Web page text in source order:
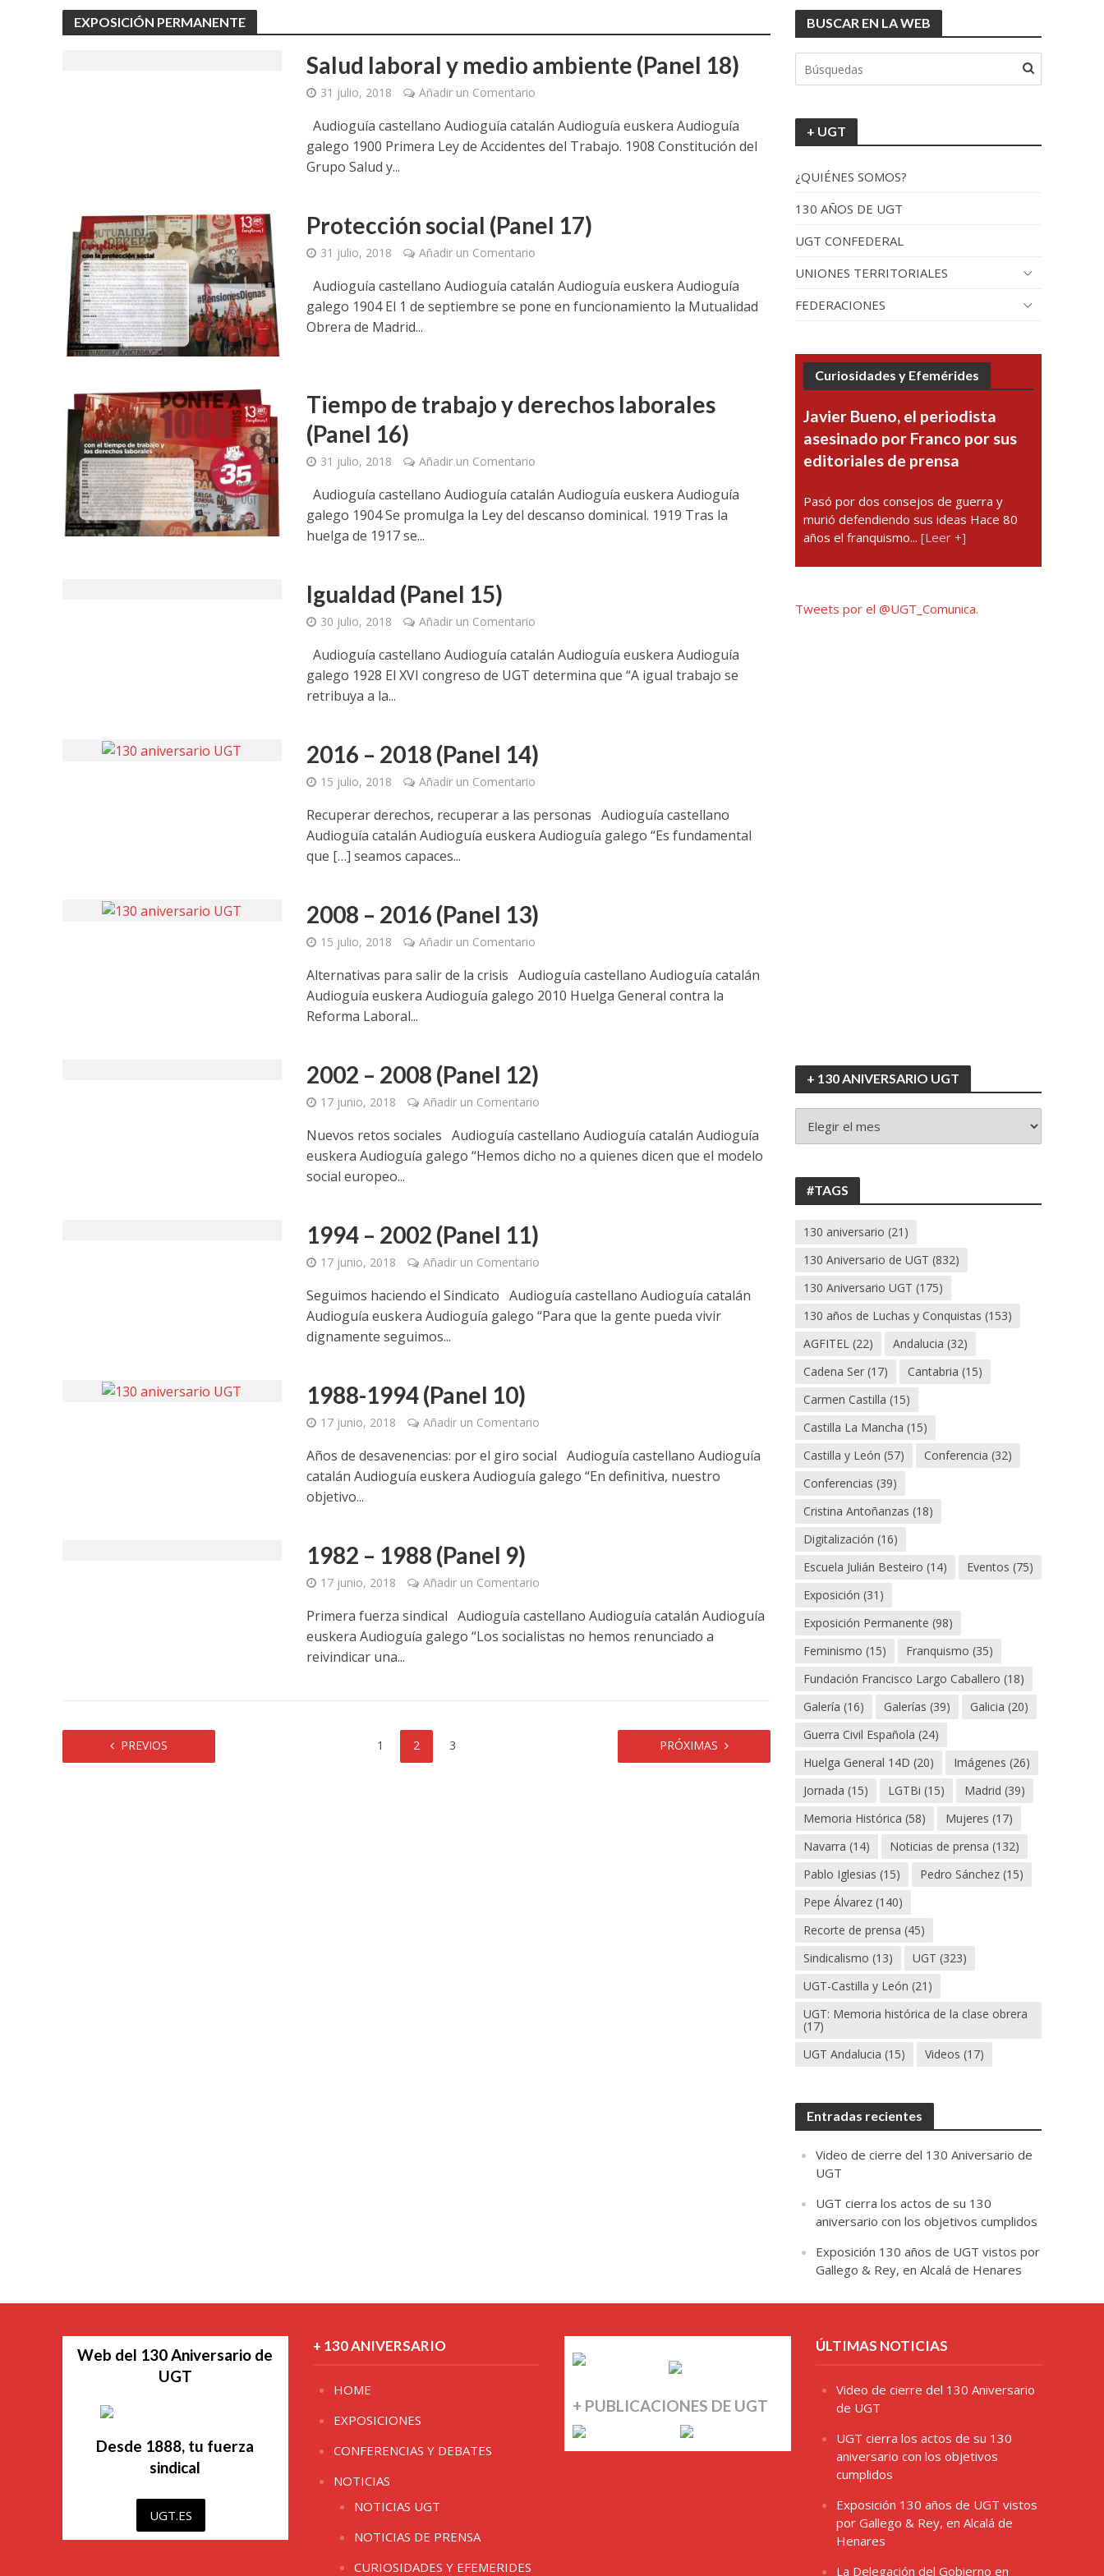
EXPOSICIÓN PERMANENTE
Salud laboral y medio ambiente (Panel 18)
31 julio, 2018 Añadir un Comentario
Audioguía castellano Audioguía catalán Audioguía euskera Audioguía
galego 1900 Primera Ley de Accidentes del Trabajo. 1908 Constitución del
Grupo Salud y...
Protección social (Panel 17)
31 julio, 2018 Añadir un Comentario
Audioguía castellano Audioguía catalán Audioguía euskera Audioguía
galego 1904 El 1 de septiembre se pone en funcionamiento la Mutualidad
Obrera de Madrid...
Tiempo de trabajo y derechos laborales
(Panel 16)
31 julio, 2018 Añadir un Comentario
Audioguía castellano Audioguía catalán Audioguía euskera Audioguía
galego 1904 Se promulga la Ley del descanso dominical. 1919 Tras la
huelga de 1917 se...
Igualdad (Panel 15)
30 julio, 2018 Añadir un Comentario
Audioguía castellano Audioguía catalán Audioguía euskera Audioguía
galego 1928 El XVI congreso de UGT determina que “A igual trabajo se
retribuya a la...
2016 – 2018 (Panel 14)
15 julio, 2018 Añadir un Comentario
Recuperar derechos, recuperar a las personas Audioguía castellano
Audioguía catalán Audioguía euskera Audioguía galego “Es fundamental
que […] seamos capaces...
2008 – 2016 (Panel 13)
15 julio, 2018 Añadir un Comentario
Alternativas para salir de la crisis Audioguía castellano Audioguía catalán
Audioguía euskera Audioguía galego 2010 Huelga General contra la
Reforma Laboral...
2002 – 2008 (Panel 12)
17 junio, 2018 Añadir un Comentario
Nuevos retos sociales Audioguía castellano Audioguía catalán Audioguía
euskera Audioguía galego “Hemos dicho no a quienes dicen que el modelo
social europeo...
1994 – 2002 (Panel 11)
17 junio, 2018 Añadir un Comentario
Seguimos haciendo el Sindicato Audioguía castellano Audioguía catalán
Audioguía euskera Audioguía galego “Para que la gente pueda vivir
dignamente seguimos...
1988-1994 (Panel 10)
17 junio, 2018 Añadir un Comentario
Años de desavenencias: por el giro social Audioguía castellano Audioguía
catalán Audioguía euskera Audioguía galego “En definitiva, nuestro
objetivo...
1982 – 1988 (Panel 9)
17 junio, 2018 Añadir un Comentario
Primera fuerza sindical Audioguía castellano Audioguía catalán Audioguía
euskera Audioguía galego “Los socialistas no hemos renunciado a
reivindicar una...
PREVIOS 1 2 3 PRÓXIMAS
BUSCAR EN LA WEB
+ UGT
¿QUIÉNES SOMOS?
130 AÑOS DE UGT
UGT CONFEDERAL
UNIONES TERRITORIALES
FEDERACIONES
Curiosidades y Efemérides
Javier Bueno, el periodista
asesinado por Franco por sus
editoriales de prensa
Pasó por dos consejos de guerra y
murió defendiendo sus ideas Hace 80
años el franquismo...[Leer +]
Tweets por el @UGT_Comunica.
+ 130 ANIVERSARIO UGT
130
#TAGS
130 aniversario (21)
130 Aniversario de UGT (832)
130 Aniversario UGT (175)
130 años de Luchas y Conquistas (153)
AGFITEL (22) Andalucia (32)
Cadena Ser (17) Cantabria (15)
Carmen Castilla (15)
Castilla La Mancha (15)
Castilla y León (57) Conferencia (32)
Conferencias (39)
Cristina Antoñanzas (18)
Digitalización (16)
Escuela Julián Besteiro (14) Eventos (75)
Exposición (31)
Exposición Permanente (98)
Feminismo (15) Franquismo (35)
Fundación Francisco Largo Caballero (18)
Galería (16) Galerías (39) Galicia (20)
Guerra Civil Española (24)
Huelga General 14D (20) Imágenes (26)
Jornada (15) LGTBi (15) Madrid (39)
Memoria Histórica (58) Mujeres (17)
Navarra (14) Noticias de prensa (132)
Pablo Iglesias (15) Pedro Sánchez (15)
Pepe Álvarez (140)
Recorte de prensa (45)
Sindicalismo (13) UGT (323)
UGT-Castilla y León (21)
UGT: Memoria histórica de la clase obrera
(17)
UGT Andalucia (15) Videos (17)
Entradas recientes
Video de cierre del 130 Aniversario de
UGT
UGT cierra los actos de su 130
aniversario con los objetivos cumplidos
Exposición 130 años de UGT vistos por
Gallego & Rey, en Alcalá de Henares
Web del 130 Aniversario de
UGT
Desde 1888, tu fuerza
sindical
UGT.ES
+ 130 ANIVERSARIO
HOME
EXPOSICIONES
CONFERENCIAS Y DEBATES
NOTICIAS
NOTICIAS UGT
NOTICIAS DE PRENSA
CURIOSIDADES Y EFEMERIDES
+ PUBLICACIONES DE UGT
ÚLTIMAS NOTICIAS
Video de cierre del 130 Aniversario
de UGT
UGT cierra los actos de su 130
aniversario con los objetivos
cumplidos
Exposición 130 años de UGT vistos
por Gallego & Rey, en Alcalá de
Henares
La Delegación del Gobierno en